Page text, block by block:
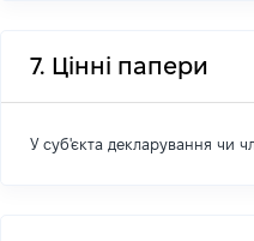
7. Цінні папери
У суб'єкта декларування чи